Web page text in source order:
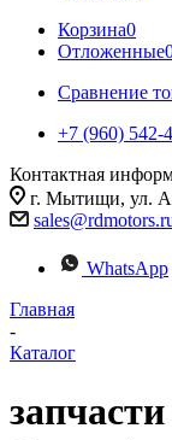
Корзина0
Отложенные
Сравнение
+7 (960) 542-
Контактная
г. Мытищи, ул.
WhatsApp
Главная
-
Каталог